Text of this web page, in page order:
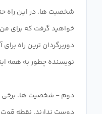
شخصیت ها. در این راه
خواهید گرفت که برای
دوربرگردان ترین راه
دوم - شخصیت ها. برخی